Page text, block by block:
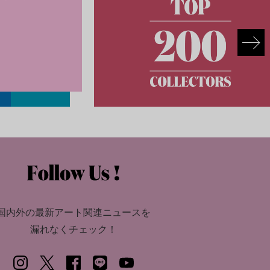
内外の最新アート関連ニュースを
漏れなくチェック！